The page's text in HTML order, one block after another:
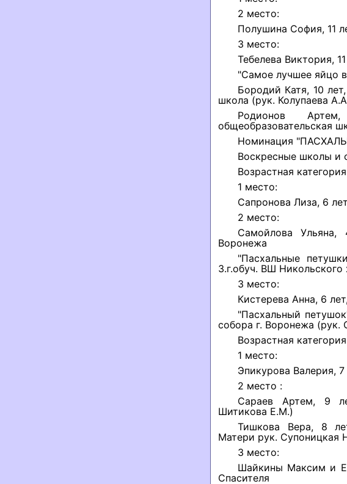
2 место:
Полушина София, 11
3 место:
Тебелева Виктория,
"Самое лучшее яйцо
Бородий Катя, 10
школа (рук. Колупаева
Родионов
общеобразовательская
Номинация
Воскресные школы и
Возрастная
1 место:
Сапронова Лиза, 6
2 место:
Самойлова Ульяна,
Воронежа
"Пасхальные
3.г.обуч. ВШ
3 место:
Кистерева Анна, 6
"Пасхальный
собора г. Воронежа (рук.
Возрастная
1 место:
Эпикурова Валерия,
2 место :
Сараев Артем, 9
Шитикова Е.М.)
Тишкова Вера, 8
Матери рук. Супоницкая
3 место:
Шайкины Максим и
Спасителя